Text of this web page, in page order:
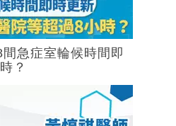
急症室輪候時間即
？